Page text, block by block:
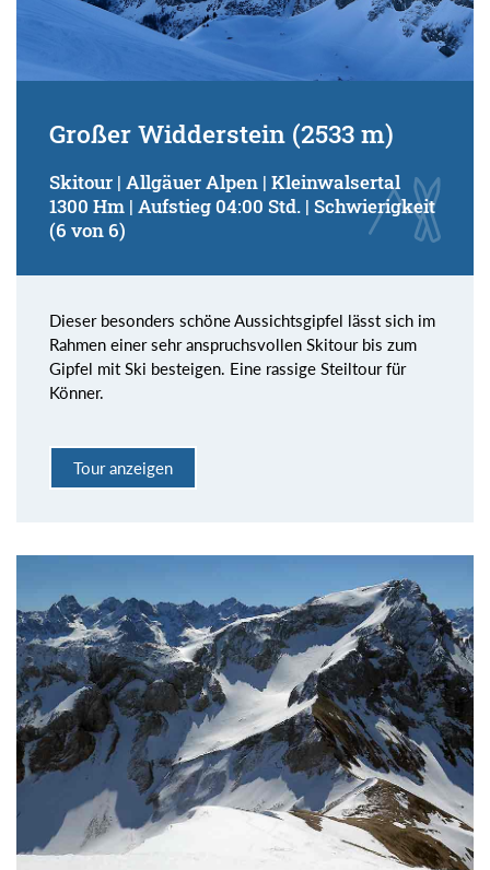
Großer Widderstein (2533 m)
Skitour | Allgäuer Alpen | Kleinwalsertal
1300 Hm | Aufstieg 04:00 Std. | Schwierigkeit
(6 von 6)
Dieser besonders schöne Aussichtsgipfel lässt sich im
Rahmen einer sehr anspruchsvollen Skitour bis zum
Gipfel mit Ski besteigen. Eine rassige Steiltour für
Könner.
Tour anzeigen